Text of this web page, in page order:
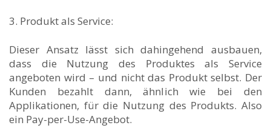
3. Produkt als Service:
Dieser Ansatz lässt sich dahingehend ausbauen,
dass die Nutzung des Produktes als Service
angeboten wird – und nicht das Produkt selbst. Der
Kunden bezahlt dann, ähnlich wie bei den
Applikationen, für die Nutzung des Produkts. Also
ein Pay-per-Use-Angebot.